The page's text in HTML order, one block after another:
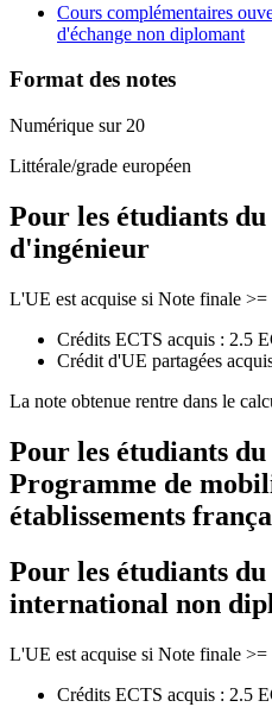
Cours complémentaires
d'échange non diplomant
Format des notes
Numérique sur 20
Littérale/grade européen
Pour les étudiants
d'ingénieur
L'UE est acquise si Note finale >=
Crédits ECTS acquis : 2.5
Crédit d'UE partagées
La note obtenue rentre dans le
Pour les étudiants
Programme de
établissements
Pour les étudiants
international non
L'UE est acquise si Note finale >=
Crédits ECTS acquis : 2.5